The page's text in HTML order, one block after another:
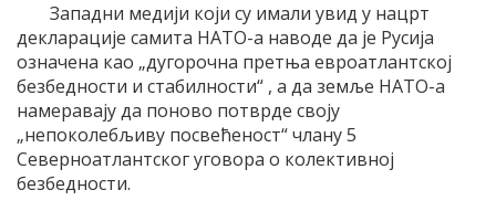
Западни медији који су имали увид у нацрт
декларације самита НАТО-а наводе да је Русија
означена као „дугорочна претња евроатлантској
безбедности и стабилности“ , а да земље НАТО-а
намеравају да поново потврде своју
„непоколебљиву посвећеност“ члану 5
Северноатлантског уговора о колективној
безбедности.